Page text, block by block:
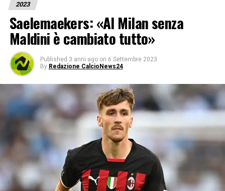
2023
Saelemaekers: «Al Milan senza
Maldini è cambiato tutto»
Published 3 anni ago on 6 Settembre 2023
By Redazione CalcioNews24